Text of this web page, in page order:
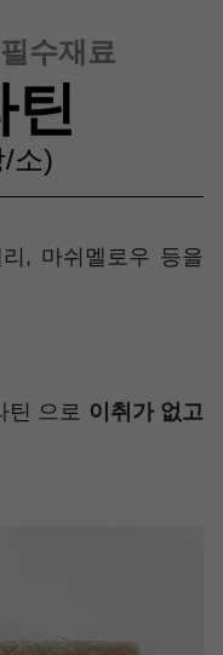
수재료
틴
소)
, 마쉬멜로우 등을
틴 으로 이취가 없고